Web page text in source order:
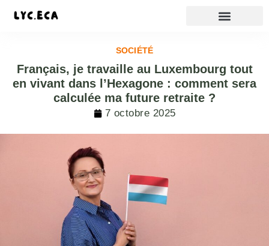
SOCIÉTÉ
Français, je travaille au Luxembourg tout
en vivant dans l’Hexagone : comment sera
calculée ma future retraite ?
7 octobre 2025